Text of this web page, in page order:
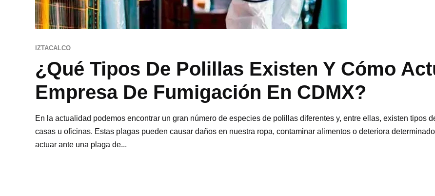
IZTACALCO
¿Qué Tipos De Polillas Existen Y Cómo
Empresa De Fumigación En CDMX?
En la actualidad podemos encontrar un gran número de especies de polillas diferentes y, entre ellas, existen tipos
casas u oficinas. Estas plagas pueden causar daños en nuestra ropa, contaminar alimentos o deteriora
actuar ante una plaga de...